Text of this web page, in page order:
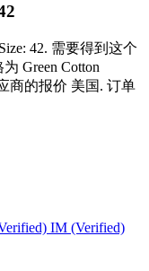
42. 需要得到这个
Green Cotton
商的报价 美国. 订单
IM (Verified)